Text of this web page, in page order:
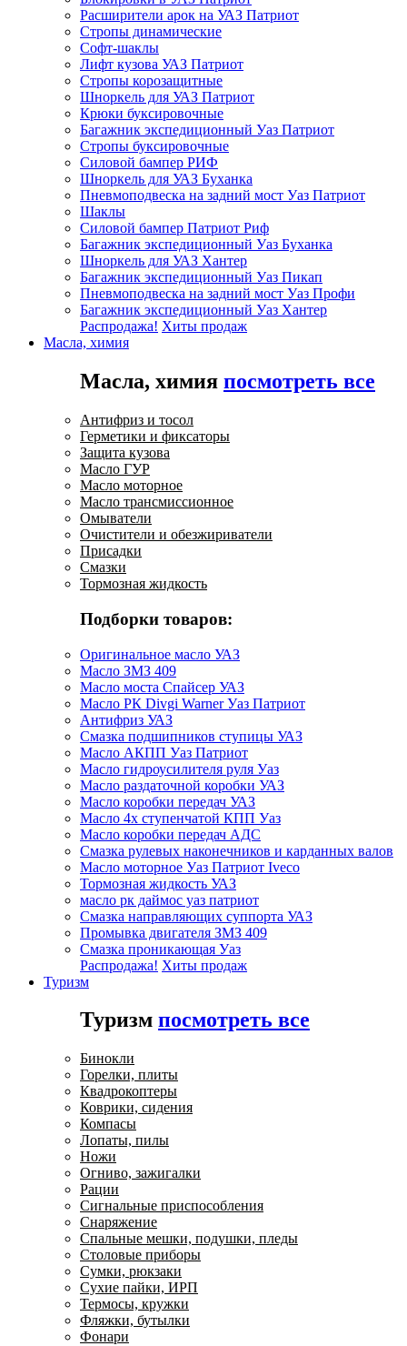
Расширители арок на УАЗ Патриот
Стропы динамические
Софт-шаклы
Лифт кузова УАЗ Патриот
Стропы корозащитные
Шноркель для УАЗ Патриот
Крюки буксировочные
Багажник экспедиционный Уаз Патриот
Стропы буксировочные
Силовой бампер РИФ
Шноркель для УАЗ Буханка
Пневмоподвеска на задний мост Уаз Патриот
Шаклы
Силовой бампер Патриот Риф
Багажник экспедиционный Уаз Буханка
Шноркель для УАЗ Хантер
Багажник экспедиционный Уаз Пикап
Пневмоподвеска на задний мост Уаз Профи
Багажник экспедиционный Уаз Хантер
Распродажа! Хиты продаж
Масла, химия
Масла, химия посмотреть все
Антифриз и тосол
Герметики и фиксаторы
Защита кузова
Масло ГУР
Масло моторное
Масло трансмиссионное
Омыватели
Очистители и обезжириватели
Присадки
Смазки
Тормозная жидкость
Подборки товаров:
Оригинальное масло УАЗ
Масло ЗМЗ 409
Масло моста Спайсер УАЗ
Масло РК Divgi Warner Уаз Патриот
Антифриз УАЗ
Смазка подшипников ступицы УАЗ
Масло АКПП Уаз Патриот
Масло гидроусилителя руля Уаз
Масло раздаточной коробки УАЗ
Масло коробки передач УАЗ
Масло 4х ступенчатой КПП Уаз
Масло коробки передач АДС
Смазка рулевых наконечников и карданных валов
Масло моторное Уаз Патриот Iveco
Тормозная жидкость УАЗ
масло рк даймос уаз патриот
Смазка направляющих суппорта УАЗ
Промывка двигателя ЗМЗ 409
Смазка проникающая Уаз
Распродажа! Хиты продаж
Туризм
Туризм посмотреть все
Бинокли
Горелки, плиты
Квадрокоптеры
Коврики, сидения
Компасы
Лопаты, пилы
Ножи
Огниво, зажигалки
Рации
Сигнальные приспособления
Снаряжение
Спальные мешки, подушки, пледы
Столовые приборы
Сумки, рюкзаки
Сухие пайки, ИРП
Термосы, кружки
Фляжки, бутылки
Фонари